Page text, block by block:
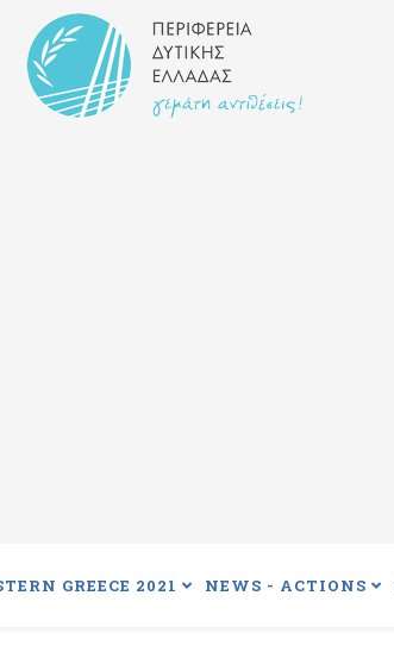
GREECE 2021 NEWS - ACTIONS